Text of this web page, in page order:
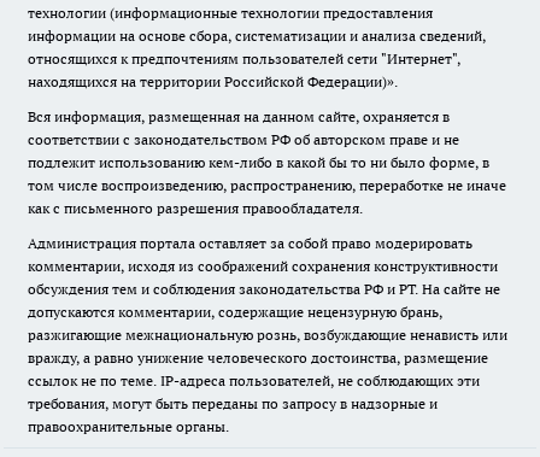
технологии (информационные технологии предоставления
информации на основе сбора, систематизации и анализа сведений,
относящихся к предпочтениям пользователей сети "Интернет",
находящихся на территории Российской Федерации)».
Вся информация, размещенная на данном сайте, охраняется в
соответствии с законодательством РФ об авторском праве и не
подлежит использованию кем-либо в какой бы то ни было форме, в
том числе воспроизведению, распространению, переработке не иначе
как с письменного разрешения правообладателя.
Администрация портала оставляет за собой право модерировать
комментарии, исходя из соображений сохранения конструктивности
обсуждения тем и соблюдения законодательства РФ и РТ. На сайте не
допускаются комментарии, содержащие нецензурную брань,
разжигающие межнациональную рознь, возбуждающие ненависть или
вражду, а равно унижение человеческого достоинства, размещение
ссылок не по теме. IP-адреса пользователей, не соблюдающих эти
требования, могут быть переданы по запросу в надзорные и
правоохранительные органы.